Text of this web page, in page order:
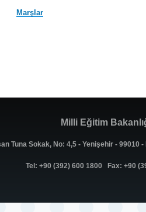
Marşlar
Milli Eğitim
Tuna Sokak, No: 4,5 - Yenişehir - 99010
Tel: +90 (392) 600 1800 Fax: +90